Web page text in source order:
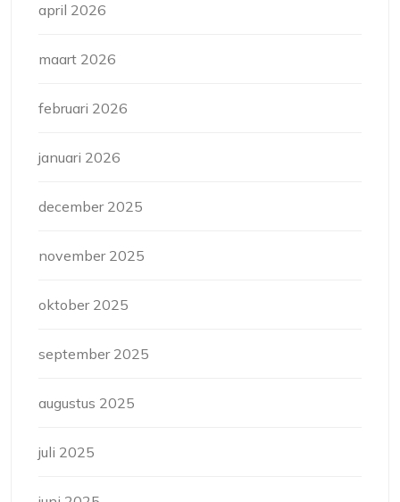
april 2026
maart 2026
februari 2026
januari 2026
december 2025
november 2025
oktober 2025
september 2025
augustus 2025
juli 2025